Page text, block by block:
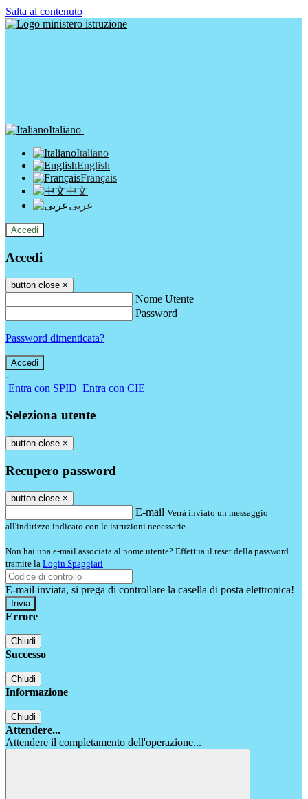
Salta al contenuto
Italiano
Italiano
English
Français
中文
عربى
Accedi
Accedi
button close ×
Nome Utente
Password
Password dimenticata?
-
Entra con SPID Entra con CIE
Seleziona utente
button close ×
Recupero password
button close ×
E-mail Verrà inviato un messaggio
all'indirizzo indicato con le istruzioni necessarie.
Non hai una e-mail associata al nome utente? Effettua il reset della password
tramite la Login Spaggiari
E-mail inviata, si prega di controllare la casella di posta elettronica!
Errore
Chiudi
Successo
Chiudi
Informazione
Chiudi
Attendere...
Attendere il completamento dell'operazione...